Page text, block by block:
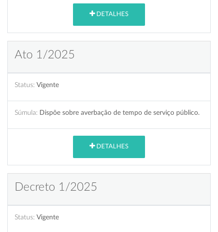
DETALHES
Ato 1/2025
Status: Vigente
Súmula: Dispõe sobre averbação de tempo de serviço público.
DETALHES
Decreto 1/2025
Status: Vigente